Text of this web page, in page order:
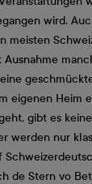
wird.
meisten
eigenen Heim
gibt es
werden nur
de Stern vo